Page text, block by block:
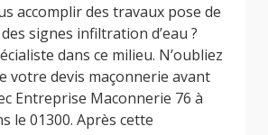
accomplir des travaux pose de
signes infiltration d’eau ?
dans ce milieu. N’oubliez
votre devis maçonnerie avant
Entreprise Maconnerie 76 à
le 01300. Après cette